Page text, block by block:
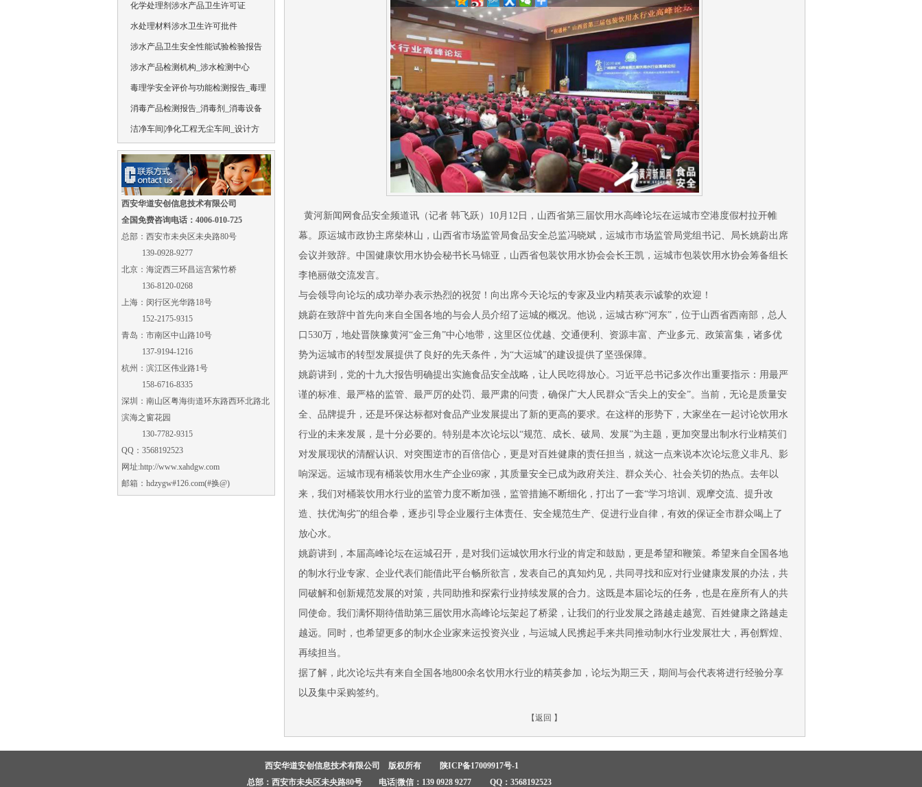
化学处理剂涉水产品卫生许可证
水处理材料涉水卫生许可批件
涉水产品卫生安全性能试验检验报告
涉水产品检测机构_涉水检测中心
毒理学安全评价与功能检测报告_毒理
消毒产品检测报告_消毒剂_消毒设备
洁净车间|净化工程无尘车间_设计方
西安华道安创信息技术有限公司
全国免费咨询电话：4006-010-725
总部：西安市未央区未央路80号
139-0928-9277
北京：海淀西三环昌运宫紫竹桥
136-8120-0268
上海：闵行区光华路18号
152-2175-9315
青岛：市南区中山路10号
137-9194-1216
杭州：滨江区伟业路1号
158-6716-8335
深圳：南山区粤海街道环东路西环北路北
滨海之窗花园
130-7782-9315
QQ：3568192523
网址:http://www.xahdgw.com
邮箱：hdzygw#126.com(#换@)
黄河新闻网食品安全频道讯（记者 韩飞跃）10月12日， 山西省第三届饮用水高峰论坛在运城市空港度假村拉开帷
幕。原运城市政协主席柴林山，山西省市场监管局食品安全总监冯晓斌，运城市市场监管局党组书记、局长姚蔚出席
会议并致辞。中国健康饮用水协会秘书长马锦亚，山西省包装饮用水协会会长王凯，运城市包装饮用水协会筹备组长
李艳丽做交流发言。
与会领导向论坛的成功举办表示热烈的祝贺！向出席今天论坛的专家及业内精英表示诚挚的欢迎！
姚蔚在致辞中首先向来自全国各地的与会人员介绍了运城的概况。他说，运城古称“河东”，位于山西省西南部，总人
口530万，地处晋陕豫黄河“金三角”中心地带，这里区位优越、交通便利、资源丰富、产业多元、政策富集，诸多优
势为运城市的转型发展提供了良好的先天条件，为“大运城”的建设提供了坚强保障。
姚蔚讲到，党的十九大报告明确提出实施食品安全战略，让人民吃得放心。习近平总书记多次作出重要指示：用最严
谨的标准、最严格的监管、最严厉的处罚、最严肃的问责，确保广大人民群众“舌尖上的安全”。当前，无论是质量安
全、品牌提升，还是环保达标都对食品产业发展提出了新的更高的要求。在这样的形势下，大家坐在一起讨论饮用水
行业的未来发展，是十分必要的。特别是本次论坛以“规范、成长、破局、发展”为主题，更加突显出制水行业精英们
对发展现状的清醒认识、对突围逆市的百倍信心，更是对百姓健康的责任担当，就这一点来说本次论坛意义非凡、影
响深远。运城市现有桶装饮用水生产企业69家，其质量安全已成为政府关注、群众关心、社会关切的热点。去年以
来，我们对桶装饮用水行业的监管力度不断加强，监管措施不断细化，打出了一套“学习培训、观摩交流、提升改
造、扶优淘劣”的组合拳，逐步引导企业履行主体责任、安全规范生产、促进行业自律，有效的保证全市群众喝上了
放心水。
姚蔚讲到，本届高峰论坛在运城召开，是对我们运城饮用水行业的肯定和鼓励，更是希望和鞭策。希望来自全国各地
的制水行业专家、企业代表们能借此平台畅所欲言，发表自己的真知灼见，共同寻找和应对行业健康发展的办法，共
同破解和创新规范发展的对策，共同助推和探索行业持续发展的合力。这既是本届论坛的任务，也是在座所有人的共
同使命。我们满怀期待借助第三届饮用水高峰论坛架起了桥梁，让我们的行业发展之路越走越宽、百姓健康之路越走
越远。同时，也希望更多的制水企业家来运投资兴业，与运城人民携起手来共同推动制水行业发展壮大，再创辉煌、
再续担当。
据了解，此次论坛共有来自全国各地800余名饮用水行业的精英参加，论坛为期三天，期间与会代表将进行经验分享
以及集中采购签约。
【返回 】
西安华道安创信息技术有限公司 版权所有
陕ICP备17009917号-1
总部：西安市未央区未央路80号 电话|微信：139 0928 9277 QQ：3568192523